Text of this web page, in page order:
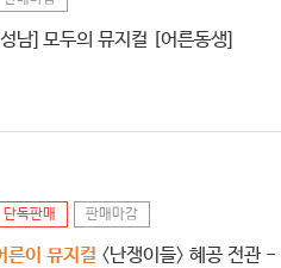
남] 모두의 뮤지컬 [어른동생]
단독판매 판매마감
른이 뮤지컬 〈난쟁이들〉 혜공 전관